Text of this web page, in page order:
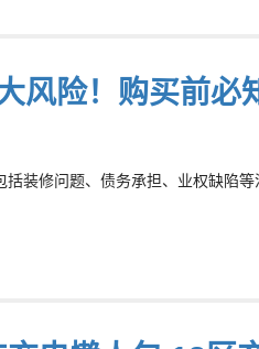
风险！购买前必
装修问题、债务承担、业权缺陷